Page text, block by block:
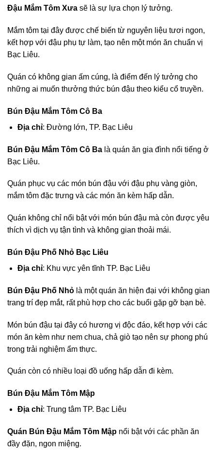
Đậu Mắm Tôm Xưa sẽ là sự lựa chọn lý tưởng.
Mắm tôm tại đây được chế biến từ nguyên liệu tươi ngon,
kết hợp với đậu phụ tự làm, tạo nên một món ăn chuẩn vị
Bạc Liêu.
Quán có không gian ấm cúng, là điểm đến lý tưởng cho
những ai muốn thưởng thức bún đậu theo kiểu cổ truyền.
Bún Đậu Mắm Tôm Cô Ba
Địa chỉ: Đường lớn, TP. Bạc Liêu
Bún Đậu Mắm Tôm Cô Ba là quán ăn gia đình nổi tiếng ở
Bạc Liêu.
Quán phục vụ các món bún đậu với đậu phụ vàng giòn,
mắm tôm đặc trưng và các món ăn kèm hấp dẫn.
Quán không chỉ nổi bật với món bún đậu mà còn được yêu
thích vì dịch vụ tận tình và không gian thoải mái.
Bún Đậu Phố Nhỏ Bạc Liêu
Địa chỉ: Khu vực yên tĩnh TP. Bạc Liêu
Bún Đậu Phố Nhỏ là một quán ăn hiện đại với không gian
trang trí đẹp mắt, rất phù hợp cho các buổi gặp gỡ bạn bè.
Món bún đậu tại đây có hương vị độc đáo, kết hợp với các
món ăn kèm như nem chua, chả giò tạo nên sự phong phú
trong trải nghiệm ẩm thực.
Quán còn có nhiều loại đồ uống hấp dẫn đi kèm.
Bún Đậu Mắm Tôm Mập
Địa chỉ: Trung tâm TP. Bạc Liêu
Quán Bún Đậu Mắm Tôm Mập nổi bật với các phần ăn
đầy đặn, ngon miệng.